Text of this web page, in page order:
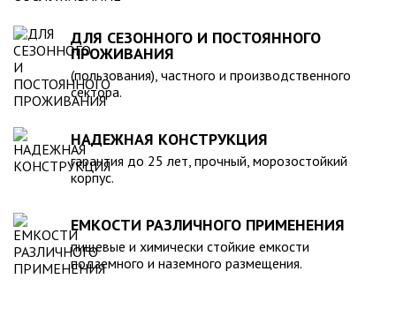
ДЛЯ СЕЗОННОГО И ПОСТОЯННОГО
ПРОЖИВАНИЯ
(пользования), частного и производственного
сектора.
НАДЕЖНАЯ КОНСТРУКЦИЯ
гарантия до 25 лет, прочный, морозостойкий
корпус.
ЕМКОСТИ РАЗЛИЧНОГО ПРИМЕНЕНИЯ
пищевые и химически стойкие емкости
подземного и наземного размещения.